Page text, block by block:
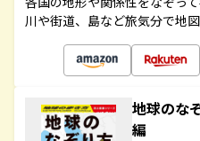
川や街道、島など旅気分で地
地球のな
編